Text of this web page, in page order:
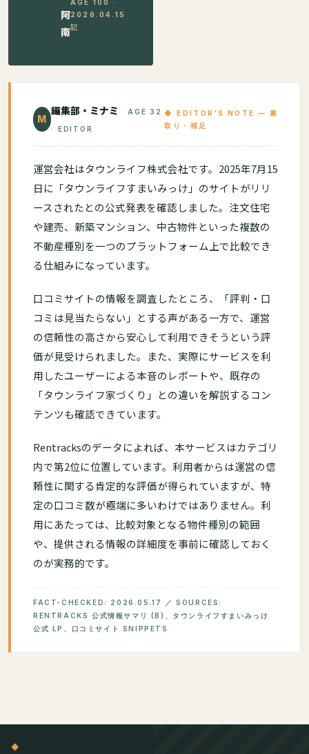
阿
南
AGE 100 ·
2026.04.15
記
M
編集部・ミナミ AGE 32
· EDITOR
◆ EDITOR'S NOTE — 裏
取り・補足
運営会社はタウンライフ株式会社です。2025年7月15
日に「タウンライフすまいみっけ」のサイトがリリ
ースされたとの公式発表を確認しました。注文住宅
や建売、新築マンション、中古物件といった複数の
不動産種別を一つのプラットフォーム上で比較でき
る仕組みになっています。
口コミサイトの情報を調査したところ、「評判・口
コミは見当たらない」とする声がある一方で、運営
の信頼性の高さから安心して利用できそうという評
価が見受けられました。また、実際にサービスを利
用したユーザーによる本音のレポートや、既存の
「タウンライフ家づくり」との違いを解説するコン
テンツも確認できています。
Rentracksのデータによれば、本サービスはカテゴリ
内で第2位に位置しています。利用者からは運営の信
頼性に関する肯定的な評価が得られていますが、特
定の口コミ数が極端に多いわけではありません。利
用にあたっては、比較対象となる物件種別の範囲
や、提供される情報の詳細度を事前に確認しておく
のが実務的です。
FACT-CHECKED: 2026.05.17 ／ SOURCES:
RENTRACKS 公式情報サマリ (B)、タウンライフすまいみっけ
公式 LP、口コミサイト SNIPPETS
◆